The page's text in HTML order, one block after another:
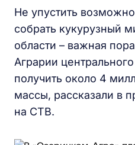
Не упустить
собрать кукурузный
области – важная
Аграрии
получить около 4
массы, рассказали в
на СТВ.